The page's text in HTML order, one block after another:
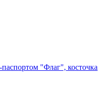
"Флаг", косточка